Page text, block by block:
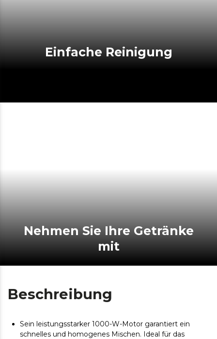
Einfache Reinigung
Nehmen Sie Ihre Getränke
mit
Beschreibung
Sein leistungsstarker 1000-W-Motor garantiert ein
schnelles und homogenes Mischen. Ideal für das